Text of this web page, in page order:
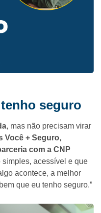
seguro
, mas não precisam virar
Você + Seguro,
com a CNP
simples, acessível e que
acontece, a melhor
que eu tenho seguro.”